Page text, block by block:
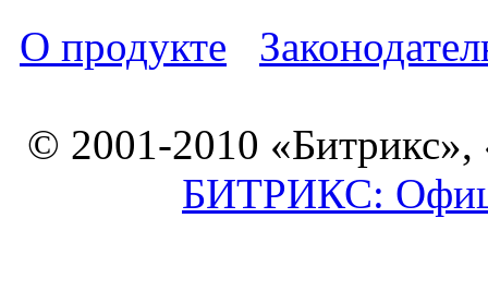
О продукте
© 2001-2010 «Битрикс»,
БИТРИКС: